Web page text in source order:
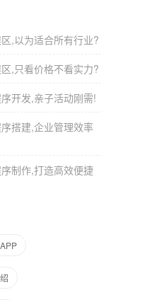
,以为适合所有行业?
,只看价格不看实力?
开发,亲子活动刚需!
搭建,企业管理效率
制作,打造高效便捷